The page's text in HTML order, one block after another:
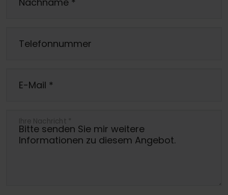
Telefonnummer
E-Mail *
Ihre Nachricht *